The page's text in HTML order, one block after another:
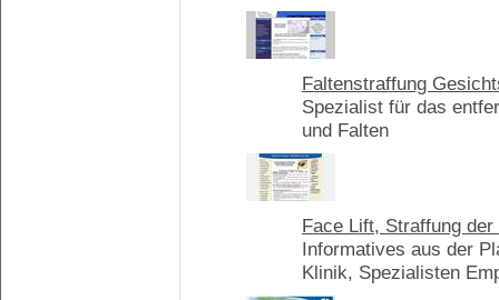
Faltenstraffung
Spezialist für das
und Falten
Face Lift, Straffung
Informatives aus der
Klinik, Spezialisten